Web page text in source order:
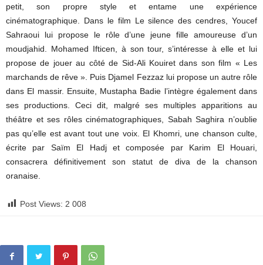
petit, son propre style et entame une expérience
cinématographique. Dans le film Le silence des cendres, Youcef
Sahraoui lui propose le rôle d’une jeune fille amoureuse d’un
moudjahid. Mohamed Ifticen, à son tour, s’intéresse à elle et lui
propose de jouer au côté de Sid-Ali Kouiret dans son film « Les
marchands de rêve ». Puis Djamel Fezzaz lui propose un autre rôle
dans El massir. Ensuite, Mustapha Badie l’intègre également dans
ses productions. Ceci dit, malgré ses multiples apparitions au
théâtre et ses rôles cinématographiques, Sabah Saghira n’oublie
pas qu’elle est avant tout une voix. El Khomri, une chanson culte,
écrite par Saïm El Hadj et composée par Karim El Houari,
consacrera définitivement son statut de diva de la chanson
oranaise.
Post Views: 2 008